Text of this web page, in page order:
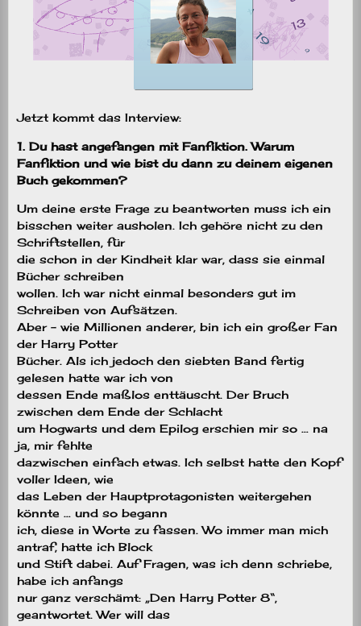
Jetzt kommt das Interview:
1. Du hast angefangen mit Fanfiktion. Warum
Fanfiktion und wie bist du dann zu deinem eigenen
Buch gekommen?
Um deine erste Frage zu beantworten muss ich ein
bisschen weiter ausholen. Ich gehöre nicht zu den
Schriftstellen, für
die schon in der Kindheit klar war, dass sie einmal
Bücher schreiben
wollen. Ich war nicht einmal besonders gut im
Schreiben von Aufsätzen.
Aber – wie Millionen anderer, bin ich ein großer Fan
der Harry Potter
Bücher. Als ich jedoch den siebten Band fertig
gelesen hatte war ich von
dessen Ende maßlos enttäuscht. Der Bruch
zwischen dem Ende der Schlacht
um Hogwarts und dem Epilog erschien mir so … na
ja, mir fehlte
dazwischen einfach etwas. Ich selbst hatte den Kopf
voller Ideen, wie
das Leben der Hauptprotagonisten weitergehen
könnte … und so begann
ich, diese in Worte zu fassen. Wo immer man mich
antraf, hatte ich Block
und Stift dabei. Auf Fragen, was ich denn schriebe,
habe ich anfangs
nur ganz verschämt: „Den Harry Potter 8“,
geantwortet. Wer will das